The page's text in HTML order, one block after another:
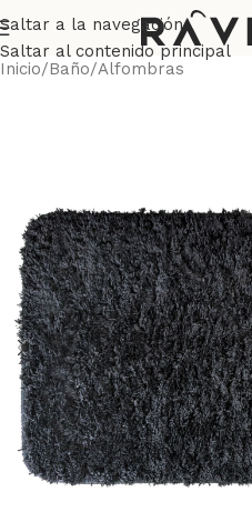
Saltar a la navegación
Saltar al contenido principal
Inicio/Baño/Alfombras